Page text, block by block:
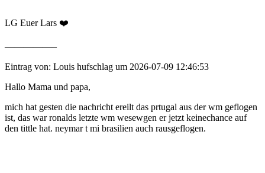
LG Euer Lars ❤️
—————–
Eintrag von: Louis hufschlag um 2026-07-09 12:46:53
Hallo Mama und papa,
mich hat gesten die nachricht ereilt das prtugal aus der wm geflogen
ist, das war ronalds letzte wm wesewgen er jetzt keinechance auf
den tittle hat. neymar t mi brasilien auch rausgeflogen.